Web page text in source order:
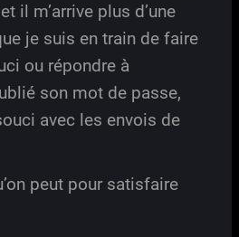
il m’arrive plus d’une
je suis en train de faire
ou répondre à
son mot de passe,
avec les envois de
peut pour satisfaire